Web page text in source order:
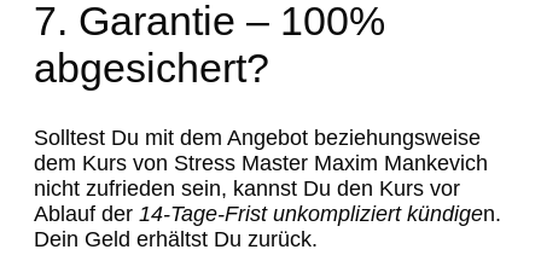
7. Garantie – 100%
abgesichert?
Solltest Du mit dem Angebot beziehungsweise
dem Kurs von Stress Master Maxim Mankevich
nicht zufrieden sein, kannst Du den Kurs vor
Ablauf der 14-Tage-Frist unkompliziert kündigen.
Dein Geld erhältst Du zurück.